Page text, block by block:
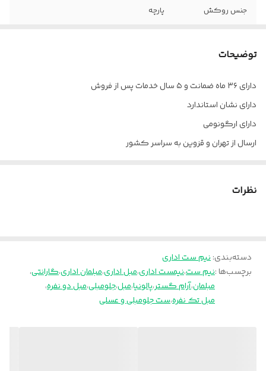
جنس روکش پارچه
فروش
ضمانت
توضیحات
دارای ۳۶ ماه ضمانت و ۵ سال خدمات پس از فروش
دارای نشان استاندارد
دارای ارگونومی
ارسال از تهران و قزوین به سراسر کشور
نظرات
دسته‌بندی:نیم ست اداری
برچسب‌ها :نیم ست،نیمست اداری،مبل اداری،مبلمان اداری،گارانتی،
مبلمان،آرام گستر،پالونیا،مبل،جلومبلی،مبل دو نفره،
مبل تک نفره،ست جلومبلی و عسلی